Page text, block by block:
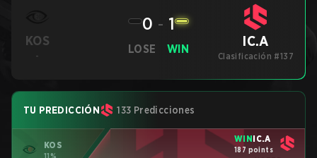
KOS
-
LOSE
0 - 1
WIN IC.A
Clasificación #137
TU PREDICCIÓN 133 Predicciones
KOS
11%
WINIC.A
187 points